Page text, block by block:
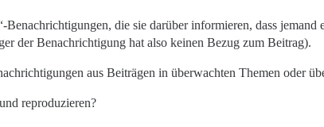
Benachrichtigungen, die sie darüber informieren, dass
der Benachrichtigung hat also keinen Bezug zum Beitrag).
aus Beiträgen in überwachten Themen oder
reproduzieren?